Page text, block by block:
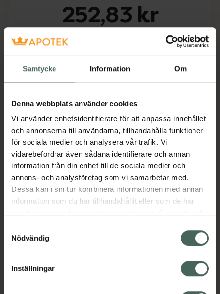
Samtycke Information Om
Denna webbplats använder cookies
Vi använder enhetsidentifierare för att anpassa innehållet
och annonserna till användarna, tillhandahålla funktioner
för sociala medier och analysera vår trafik. Vi
vidarebefordrar även sådana identifierare och annan
information från din enhet till de sociala medier och
annons- och analysföretag som vi samarbetar med.
Dessa kan i sin tur kombinera informationen med annan
information som du har tillhandahållit eller som de har
återkalla ditt samtycke via webbplatsens
cookieinställningar. Ett återkallat samtycke påverkar inte
lagligheten av behandling som skett innan återkallelsen.
Nödvändig
Inställningar
252,83 kr
Köp via ditt recept
Beskrivning Dölj
Läs alltid bipacksedeln innan
användning.
EAN:07311920833009
Visa